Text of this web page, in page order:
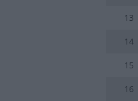
13
14
15
16